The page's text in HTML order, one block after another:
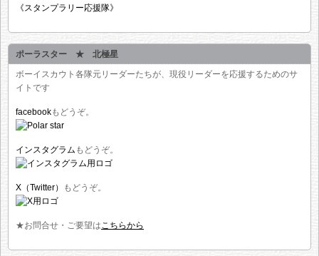
《スタンプラリー応援隊》
ポーラスター ★ 北極星
ボーイスカウト各隊元リーダーたちが、現役リーダーを応援するためのサ
イトです
facebookもどうぞ。
インスタグラム もどうぞ。
X（Twitter） もどうぞ。
★お問合せ・ご要望は こちらから